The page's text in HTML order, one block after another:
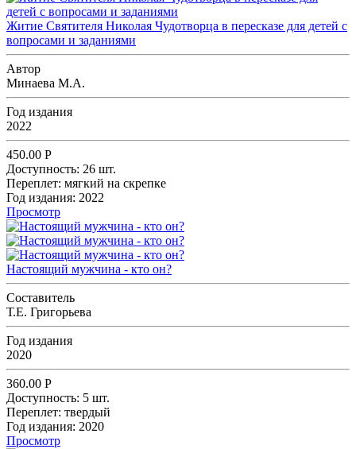
Житие Святителя Николая Чудотворца в пересказе для детей с
вопросами и заданиями
Автор
Минаева М.А.
Год издания
2022
450.00 Р
Доступность: 26 шт.
Переплет: мягкий на скрепке
Год издания: 2022
Просмотр
Настоящий мужчина - кто он?
Составитель
Т.Е. Григорьева
Год издания
2020
360.00 Р
Доступность: 5 шт.
Переплет: твердый
Год издания: 2020
Просмотр